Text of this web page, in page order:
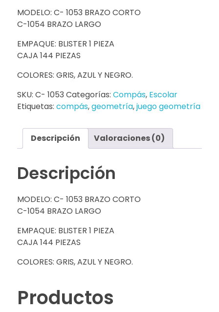
MODELO: C- 1053 BRAZO CORTO
C-1054 BRAZO LARGO
EMPAQUE: BLISTER 1 PIEZA
CAJA 144 PIEZAS
COLORES: GRIS, AZUL Y NEGRO.
SKU: C- 1053 Categorías: Compás, Escolar
Etiquetas: compás,geometría,juego geometría
Descripción Valoraciones (0)
Descripción
MODELO: C- 1053 BRAZO CORTO
C-1054 BRAZO LARGO
EMPAQUE: BLISTER 1 PIEZA
CAJA 144 PIEZAS
COLORES: GRIS, AZUL Y NEGRO.
Productos